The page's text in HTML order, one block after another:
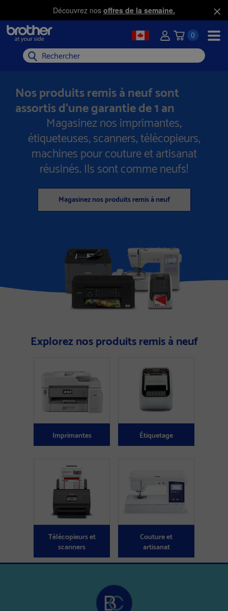
Découvrez nos offres de la semaine.
0
Rechercher
Nos produits remis à neuf sont
assortis d’une garantie de 1 an
Magasinez nos imprimantes,
étiqueteuses, scanners, télécopieurs,
machines pour couture et artisanat
réusinés. Ils sont comme neufs!
Magasinez nos produits remis à neuf
Explorez nos produits remis à neuf
Imprimantes Étiquetage
Télécopieurs et
scanners
Couture et
artisanat